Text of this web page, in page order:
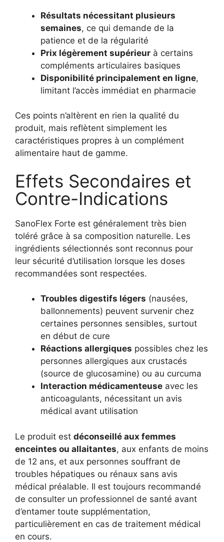
Résultats nécessitant plusieurs
semaines, ce qui demande de la
patience et de la régularité
Prix légèrement supérieur à certains
compléments articulaires basiques
Disponibilité principalement en ligne,
limitant l’accès immédiat en pharmacie
Ces points n’altèrent en rien la qualité du
produit, mais reflètent simplement les
caractéristiques propres à un complément
alimentaire haut de gamme.
Effets Secondaires et
Contre-Indications
SanoFlex Forte est généralement très bien
toléré grâce à sa composition naturelle. Les
ingrédients sélectionnés sont reconnus pour
leur sécurité d’utilisation lorsque les doses
recommandées sont respectées.
Troubles digestifs légers (nausées,
ballonnements) peuvent survenir chez
certaines personnes sensibles, surtout
en début de cure
Réactions allergiques possibles chez les
personnes allergiques aux crustacés
(source de glucosamine) ou au curcuma
Interaction médicamenteuse avec les
anticoagulants, nécessitant un avis
médical avant utilisation
Le produit est déconseillé aux femmes
enceintes ou allaitantes, aux enfants de moins
de 12 ans, et aux personnes souffrant de
troubles hépatiques ou rénaux sans avis
médical préalable. Il est toujours recommandé
de consulter un professionnel de santé avant
d’entamer toute supplémentation,
particulièrement en cas de traitement médical
en cours.